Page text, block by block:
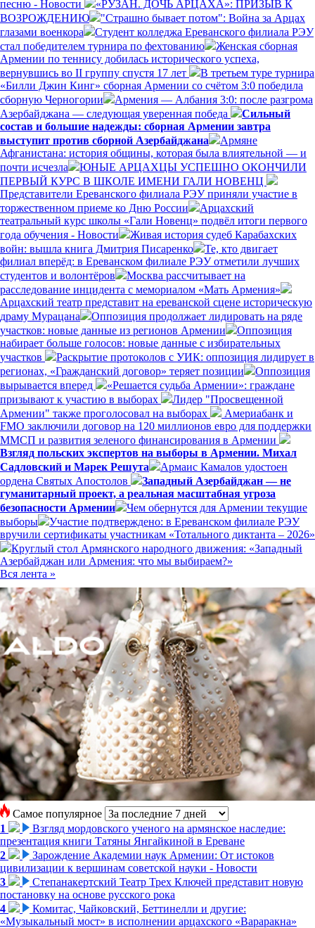
песню - Новости
«РУЗАН. ДОЧЬ АРЦАХА»: ПРИЗЫВ К
ВОЗРОЖДЕНИЮ
"Страшно бывает потом": Война за Арцах
глазами военкора
Студент колледжа Ереванского филиала РЭУ
стал победителем турнира по фехтованию
Женская сборная
Армении по теннису добилась исторического успеха,
вернувшись во II группу спустя 17 лет
В третьем туре турнира
«Билли Джин Кинг» сборная Армении со счётом 3:0 победила
сборную Черногории
Армения — Албания 3:0: после разгрома
Азербайджана — следующая уверенная победа
Сильный
состав и большие надежды: сборная Армении завтра
выступит против сборной Азербайджана
Армяне
Афганистана: история общины, которая была влиятельной — и
почти исчезла
ЮНЫЕ АРЦАХЦЫ УСПЕШНО ОКОНЧИЛИ
ПЕРВЫЙ КУРС В ШКОЛЕ ИМЕНИ ГАЛИ НОВЕНЦ
Представители Ереванского филиала РЭУ приняли участие в
торжественном приеме ко Дню России
Арцахский
театральный курс школы «Гали Новенц» подвёл итоги первого
года обучения - Новости
Живая история судеб Карабахских
войн: вышла книга Дмитрия Писаренко
Те, кто двигает
филиал вперёд: в Ереванском филиале РЭУ отметили лучших
студентов и волонтёров
Москва рассчитывает на
расследование инцидента с мемориалом «Мать Армения»
Арцахский театр представит на ереванской сцене историческую
драму Мурацана
Оппозиция продолжает лидировать на ряде
участков: новые данные из регионов Армении
Оппозиция
набирает больше голосов: новые данные с избирательных
участков
Раскрытие протоколов с УИК: оппозиция лидирует в
регионах, «Гражданский договор» теряет позиции
Оппозиция
вырывается вперед
«Решается судьба Армении»: граждане
призывают к участию в выборах
Лидер "Просвещенной
Армении" также проголосовал на выборах
Америабанк и
FMO заключили договор на 120 миллионов евро для поддержки
ММСП и развития зеленого финансирования в Армении
Взгляд польских экспертов на выборы в Армении. Михал
Садловский и Марек Решута
Армаис Камалов удостоен
ордена Святых Апостолов
Западный Азербайджан — не
гуманитарный проект, а реальная масштабная угроза
безопасности Армении
Чем обернутся для Армении текущие
выборы
Участие подтверждено: в Ереванском филиале РЭУ
вручили сертификаты участникам «Тотального диктанта – 2026»
Круглый стол Армянского народного движения: «Западный
Азербайджан или Армения: что мы выбираем?»
Вся лента »
Самое популярное
1
Взгляд мордовского ученого на армянское наследие:
презентация книги Татяны Янгайкиной в Ереване
2
Зарождение Академии наук Армении: От истоков
цивилизации к вершинам советской науки - Новости
3
Степанакертский Театр Трех Ключей представит новую
постановку на основе русского рока
4
Комитас, Чайковский, Беттинелли и другие:
«Музыкальный мост» в исполнении арцахского «Вараракна»